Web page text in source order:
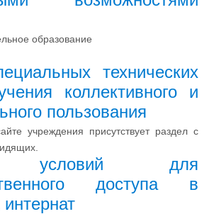
образование
технических
коллективного и
пользования
учреждения присутствует раздел с
условий для
доступа в